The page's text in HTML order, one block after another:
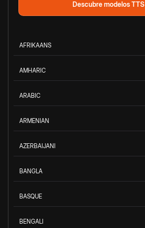
Descubre modelos TTS
AFRIKAANS
AMHARIC
ARABIC
ARMENIAN
AZERBAIJANI
BANGLA
BASQUE
BENGALI